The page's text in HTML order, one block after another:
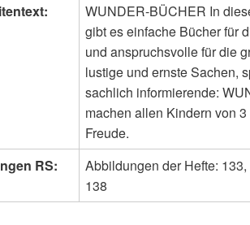
WUNDER-BÜCHER In
gibt es einfache Bücher für
und anspruchsvolle für die
lustige und ernste Sachen,
sachlich informierende:
machen allen Kindern von
Freude.
RS:
Abbildungen der Hefte:
138